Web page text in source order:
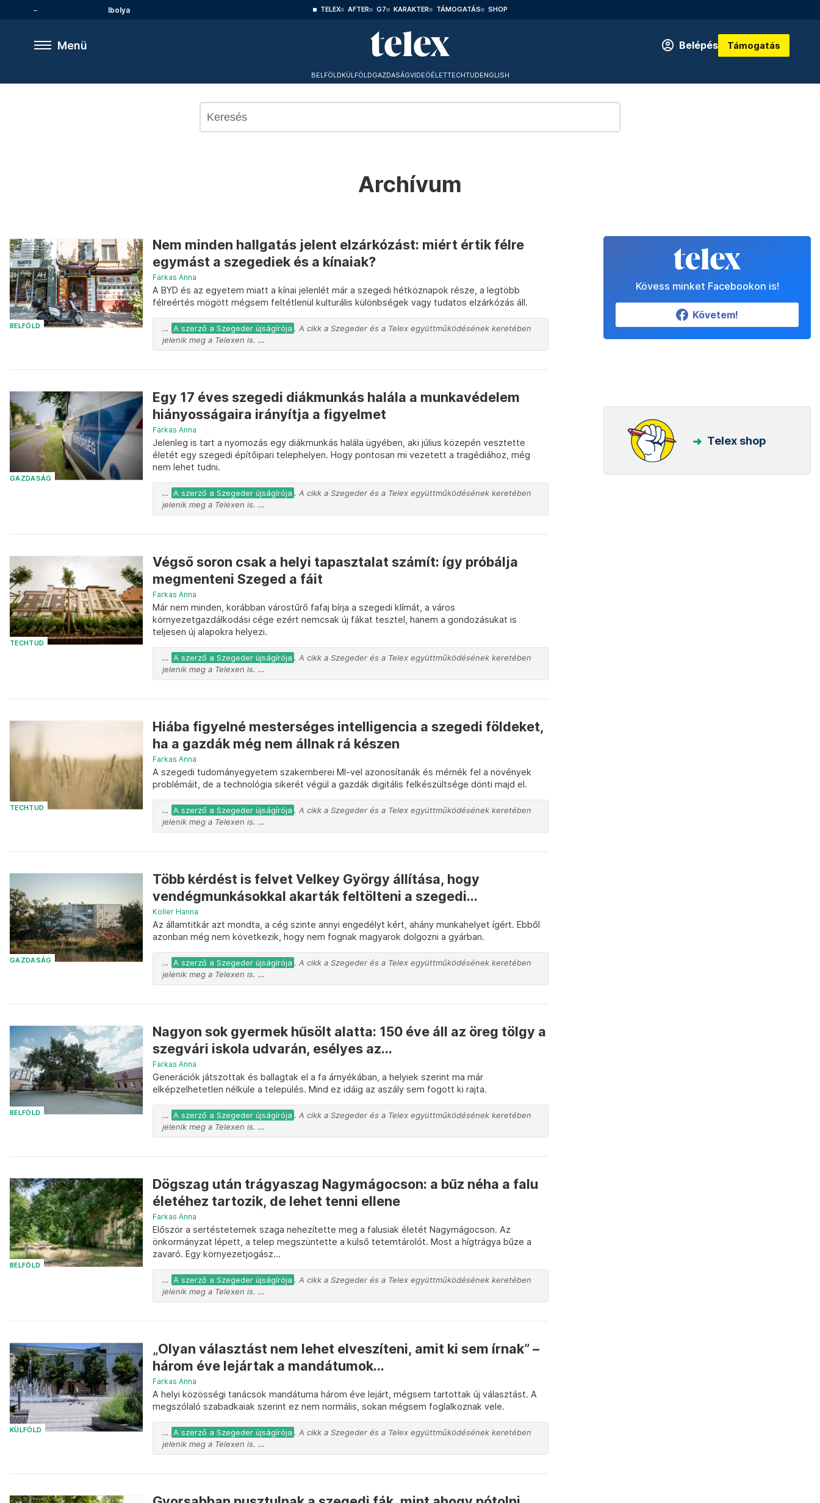
Ibolya TELEX AFTER G7 KARAKTER TÁMOGATÁS SHOP
Menü Belépés Támogatás
BELFÖLDKÜLFÖLDGAZDASÁGVIDEÓÉLETTECHTUDENGLISH
Archívum
BELFÖLD
Nem minden hallgatás jelent elzárkózást: miért értik félre
egymást a szegediek és a kínaiak?
Farkas Anna
A BYD és az egyetem miatt a kínai jelenlét már a szegedi hétköznapok része, a legtöbb
félreértés mögött mégsem feltétlenül kulturális különbségek vagy tudatos elzárkózás áll.
… A szerző a Szegeder újságírója . A cikk a Szegeder és a Telex együttműködésének keretében
jelenik meg a Telexen is. …
GAZDASÁG
Egy 17 éves szegedi diákmunkás halála a munkavédelem
hiányosságaira irányítja a figyelmet
Farkas Anna
Jelenleg is tart a nyomozás egy diákmunkás halála ügyében, aki július közepén vesztette
életét egy szegedi építőipari telephelyen. Hogy pontosan mi vezetett a tragédiához, még
nem lehet tudni.
… A szerző a Szegeder újságírója . A cikk a Szegeder és a Telex együttműködésének keretében
jelenik meg a Telexen is. …
TECHTUD
Végső soron csak a helyi tapasztalat számít: így próbálja
megmenteni Szeged a fáit
Farkas Anna
Már nem minden, korábban várostűrő fafaj bírja a szegedi klímát, a város
környezetgazdálkodási cége ezért nemcsak új fákat tesztel, hanem a gondozásukat is
teljesen új alapokra helyezi.
… A szerző a Szegeder újságírója . A cikk a Szegeder és a Telex együttműködésének keretében
jelenik meg a Telexen is. …
TECHTUD
Hiába figyelné mesterséges intelligencia a szegedi földeket,
ha a gazdák még nem állnak rá készen
Farkas Anna
A szegedi tudományegyetem szakemberei MI-vel azonosítanák és mérnék fel a növények
problémáit, de a technológia sikerét végül a gazdák digitális felkészültsége dönti majd el.
… A szerző a Szegeder újságírója . A cikk a Szegeder és a Telex együttműködésének keretében
jelenik meg a Telexen is. …
GAZDASÁG
Több kérdést is felvet Velkey György állítása, hogy
vendégmunkásokkal akarták feltölteni a szegedi...
Koller Hanna
Az államtitkár azt mondta, a cég szinte annyi engedélyt kért, ahány munkahelyet ígért. Ebből
azonban még nem következik, hogy nem fognak magyarok dolgozni a gyárban.
… A szerző a Szegeder újságírója . A cikk a Szegeder és a Telex együttműködésének keretében
jelenik meg a Telexen is. …
BELFÖLD
Nagyon sok gyermek hűsölt alatta: 150 éve áll az öreg tölgy a
szegvári iskola udvarán, esélyes az...
Farkas Anna
Generációk játszottak és ballagtak el a fa árnyékában, a helyiek szerint ma már
elképzelhetetlen nélküle a település. Mind ez idáig az aszály sem fogott ki rajta.
… A szerző a Szegeder újságírója . A cikk a Szegeder és a Telex együttműködésének keretében
jelenik meg a Telexen is. …
BELFÖLD
Dögszag után trágyaszag Nagymágocson: a bűz néha a falu
életéhez tartozik, de lehet tenni ellene
Farkas Anna
Először a sertéstetemek szaga nehezítette meg a falusiak életét Nagymágocson. Az
önkormányzat lépett, a telep megszüntette a külső tetemtárolót. Most a hígtrágya bűze a
zavaró. Egy környezetjogász...
… A szerző a Szegeder újságírója . A cikk a Szegeder és a Telex együttműködésének keretében
jelenik meg a Telexen is. …
KÜLFÖLD
„Olyan választást nem lehet elveszíteni, amit ki sem írnak” –
három éve lejártak a mandátumok...
Farkas Anna
A helyi közösségi tanácsok mandátuma három éve lejárt, mégsem tartottak új választást. A
megszólaló szabadkaiak szerint ez nem normális, sokan mégsem foglalkoznak vele.
… A szerző a Szegeder újságírója . A cikk a Szegeder és a Telex együttműködésének keretében
jelenik meg a Telexen is. …
Kövess minket Facebookon is!
Követem!
Telex shop